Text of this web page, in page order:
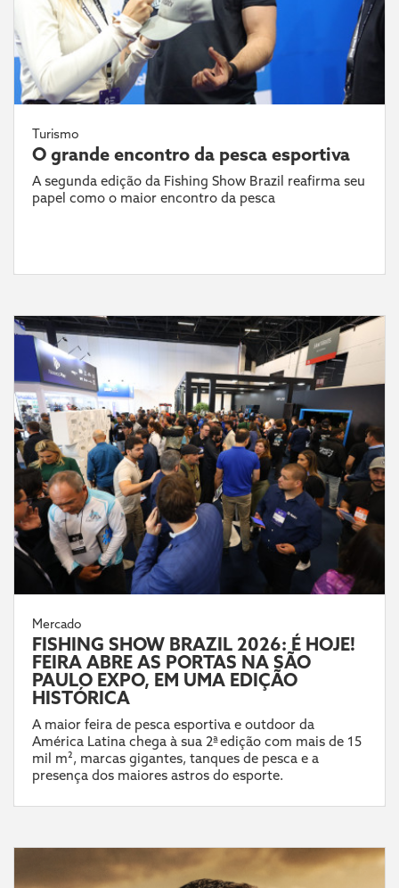
Turismo
O grande encontro da pesca esportiva
A segunda edição da Fishing Show Brazil reafirma seu
papel como o maior encontro da pesca
Mercado
FISHING SHOW BRAZIL 2026: É HOJE!
FEIRA ABRE AS PORTAS NA SÃO
PAULO EXPO, EM UMA EDIÇÃO
HISTÓRICA
A maior feira de pesca esportiva e outdoor da
América Latina chega à sua 2ª edição com mais de 15
mil m², marcas gigantes, tanques de pesca e a
presença dos maiores astros do esporte.